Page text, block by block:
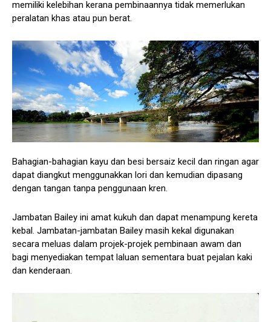
memiliki kelebihan kerana pembinaannya tidak memerlukan
peralatan khas atau pun berat.
Bahagian-bahagian kayu dan besi bersaiz kecil dan ringan agar
dapat diangkut menggunakkan lori dan kemudian dipasang
dengan tangan tanpa penggunaan kren.
Jambatan Bailey ini amat kukuh dan dapat menampung kereta
kebal. Jambatan-jambatan Bailey masih kekal digunakan
secara meluas dalam projek-projek pembinaan awam dan
bagi menyediakan tempat laluan sementara buat pejalan kaki
dan kenderaan.